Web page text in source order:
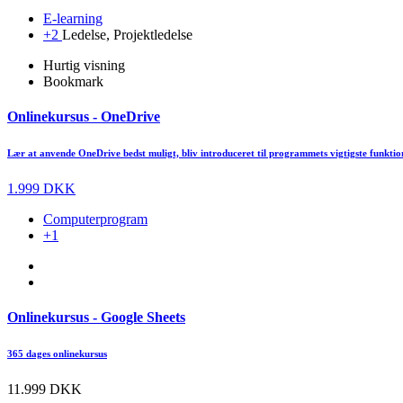
E-learning
+2 Ledelse, Projektledelse
Hurtig visning
Bookmark
Onlinekursus - OneDrive
Lær at anvende OneDrive bedst muligt, bliv introduceret til programmets vigtigste
1.999 DKK
Computerprogram
+1
Onlinekursus - Google Sheets
365 dages onlinekursus
11.999 DKK